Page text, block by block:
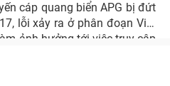
cáp quang biển APG bị đứt
lỗi xảy ra ở phân đoạn Việt
ảnh hưởng tới việc truy cập